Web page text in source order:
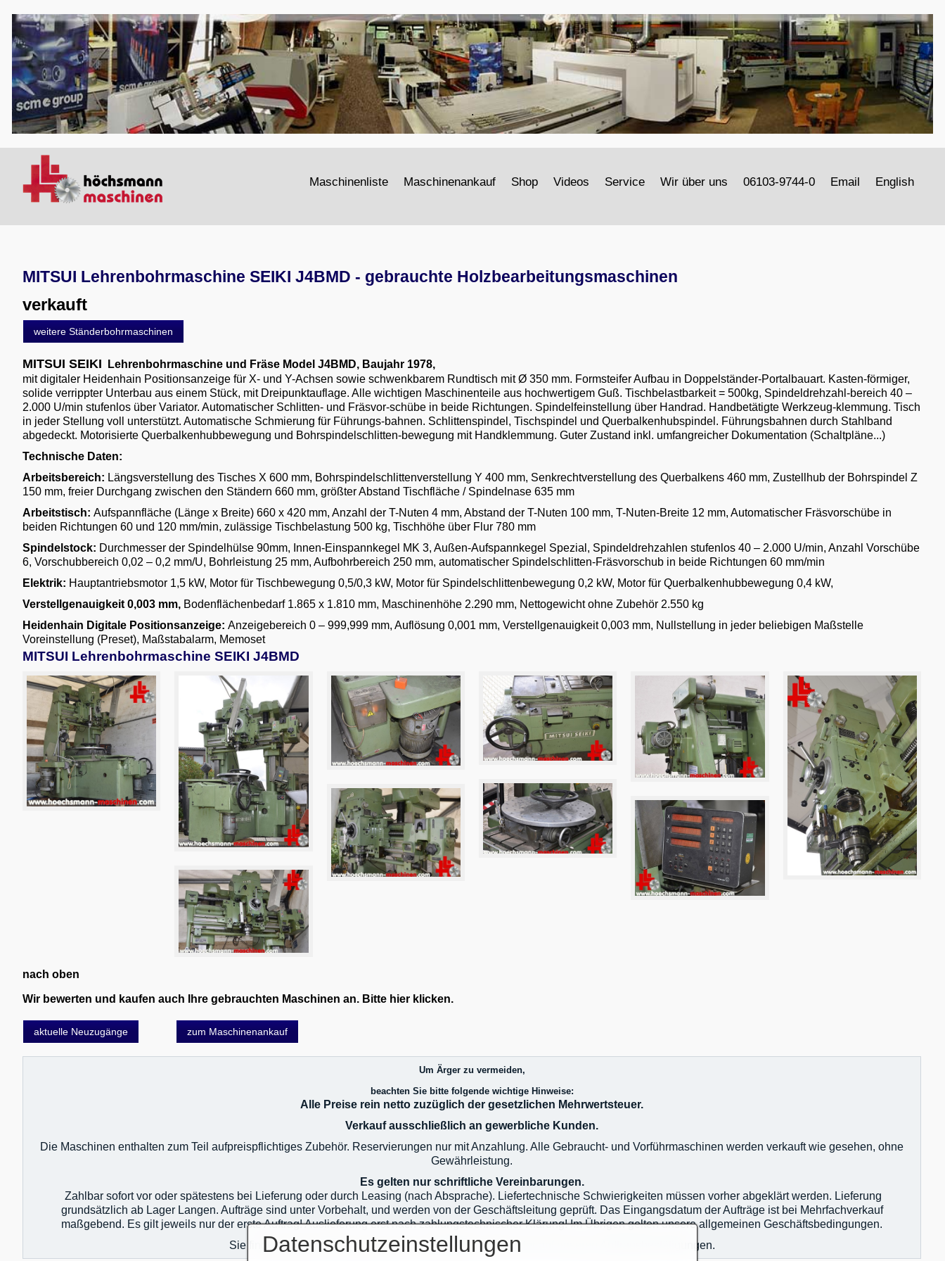
.
Maschinenliste Maschinenankauf Shop Videos Service Wir über uns 06103-9744-0 Email English
MITSUI Lehrenbohrmaschine SEIKI J4BMD - gebrauchte Holzbearbeitungsmaschinen
verkauft
weitere Ständerbohrmaschinen
MITSUI SEIKI
Lehrenbohrmaschine und Fräse Model J4BMD, Baujahr 1978,
mit digitaler Heidenhain Positionsanzeige für X- und Y-Achsen sowie schwenkbarem Rundtisch mit Ø 350 mm. Formsteifer Aufbau in Doppelständer-Portalbauart. Kasten-förmiger,
solide verrippter Unterbau aus einem Stück, mit Dreipunktauflage. Alle wichtigen Maschinenteile aus hochwertigem Guß. Tischbelastbarkeit = 500kg, Spindeldrehzahl-bereich 40 –
2.000 U/min stufenlos über Variator. Automatischer Schlitten- und Fräsvor-schübe in beide Richtungen. Spindelfeinstellung über Handrad. Handbetätigte Werkzeug-klemmung. Tisch
in jeder Stellung voll unterstützt. Automatische Schmierung für Führungs-bahnen. Schlittenspindel, Tischspindel und Querbalkenhubspindel. Führungsbahnen durch Stahlband
abgedeckt. Motorisierte Querbalkenhubbewegung und Bohrspindelschlitten-bewegung mit Handklemmung. Guter Zustand inkl. umfangreicher Dokumentation (Schaltpläne...)
Technische Daten:
Arbeitsbereich: Längsverstellung des Tisches X 600 mm, Bohrspindelschlittenverstellung Y 400 mm, Senkrechtverstellung des Querbalkens 460 mm, Zustellhub der Bohrspindel Z
150 mm, freier Durchgang zwischen den Ständern 660 mm, größter Abstand Tischfläche / Spindelnase 635 mm
Arbeitstisch: Aufspannfläche (Länge x Breite) 660 x 420 mm, Anzahl der T-Nuten 4 mm, Abstand der T-Nuten 100 mm, T-Nuten-Breite 12 mm, Automatischer Fräsvorschübe in
beiden Richtungen 60 und 120 mm/min, zulässige Tischbelastung 500 kg, Tischhöhe über Flur 780 mm
Spindelstock: Durchmesser der Spindelhülse 90mm, Innen-Einspannkegel MK 3, Außen-Aufspannkegel Spezial, Spindeldrehzahlen stufenlos 40 – 2.000 U/min, Anzahl Vorschübe
6, Vorschubbereich 0,02 – 0,2 mm/U, Bohrleistung 25 mm, Aufbohrbereich 250 mm, automatischer Spindelschlitten-Fräsvorschub in beide Richtungen 60 mm/min
Elektrik: Hauptantriebsmotor 1,5 kW, Motor für Tischbewegung 0,5/0,3 kW, Motor für Spindelschlittenbewegung 0,2 kW, Motor für Querbalkenhubbewegung 0,4 kW,
Verstellgenauigkeit 0,003 mm, Bodenflächenbedarf 1.865 x 1.810 mm, Maschinenhöhe 2.290 mm, Nettogewicht ohne Zubehör 2.550 kg
Heidenhain Digitale Positionsanzeige: Anzeigebereich 0 – 999,999 mm, Auflösung 0,001 mm, Verstellgenauigkeit 0,003 mm, Nullstellung in jeder beliebigen Maßstelle
Voreinstellung (Preset), Maßstabalarm, Memoset
MITSUI Lehrenbohrmaschine SEIKI J4BMD
nach oben
Wir bewerten und kaufen auch Ihre gebrauchten Maschinen an. Bitte hier klicken.
aktuelle Neuzugänge zum Maschinenankauf
Um Ärger zu vermeiden,
beachten Sie bitte folgende wichtige Hinweise:
Alle Preise rein netto zuzüglich der gesetzlichen Mehrwertsteuer.
Verkauf ausschließlich an gewerbliche Kunden.
Die Maschinen enthalten zum Teil aufpreispflichtiges Zubehör. Reservierungen nur mit Anzahlung. Alle Gebraucht- und Vorführmaschinen werden verkauft wie gesehen, ohne
Gewährleistung.
Es gelten nur schriftliche Vereinbarungen.
Zahlbar sofort vor oder spätestens bei Lieferung oder durch Leasing (nach Absprache). Liefertechnische Schwierigkeiten müssen vorher abgeklärt werden. Lieferung
grundsätzlich ab Lager Langen. Aufträge sind unter Vorbehalt, und werden von der Geschäftsleitung geprüft. Das Eingangsdatum der Aufträge ist bei Mehrfachverkauf
maßgebend. Es gilt jeweils nur der erste Auftrag! Auslieferung erst nach zahlungstechnischer Klärung! Im Übrigen gelten unsere allgemeinen Geschäftsbedingungen.
Sie finden unsere AGB`s auf unserer Homepage im Netz oder auf unseren Auftragsbestätigungen.
Datenschutzeinstellungen